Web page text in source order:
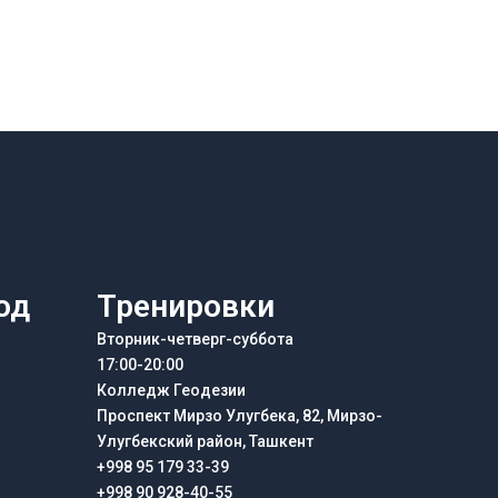
Тренировки
Вторник-четверг-суббота
17:00-20:00
Колледж Геодезии
Проспект Мирзо Улугбека, 82, Мирзо-
Улугбекский район, Ташкент
+998 95 179 33-39
+998 90 928-40-55